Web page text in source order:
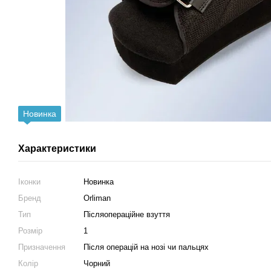
Новинка
Характеристики
Іконки
Новинка
Бренд
Orliman
Тип
Післяопераційне взуття
Розмір
1
Призначення
Після операцій на нозі чи пальцях
Колір
Чорний